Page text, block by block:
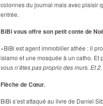
colonnes du journal mais avec plaisir
entrée.
BiBi vous offre son petit conte de
«BiBi est agent immobilier athée : il
islamo et une mosquée à un catho. Et
vous n’êtes pas proprio des murs. Et
Flèche de Cœur.
BiBi s’est attaqué au livre de Daniel